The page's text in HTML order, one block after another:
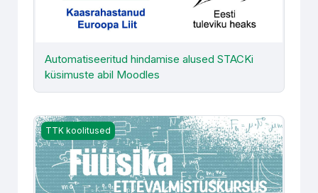
Automatiseeritud hindamise alused STACKi
küsimuste abil Moodles
Füüsika ettevalmistuskursus Tallinna Tehnikakõrgkooli
TTK koolitused